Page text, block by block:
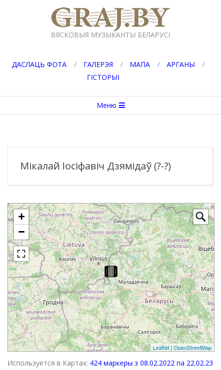
GRAJ.BY
ВЯСКОВЫЯ МУЗЫКАНТЫ БЕЛАРУСІ
ДАСЛАЦЬ ФОТА ГАЛЕРЭЯ МАПА
АРГАНЫ
ГІСТОРЫІ
меню
Меню
Мікалай Іосіфавіч Дзямідаў (?-?)
+
−
Leaflet | OpenStreetMap
Используется в Картах: 424 маркеры з 08.02.2022 па 22.02.23